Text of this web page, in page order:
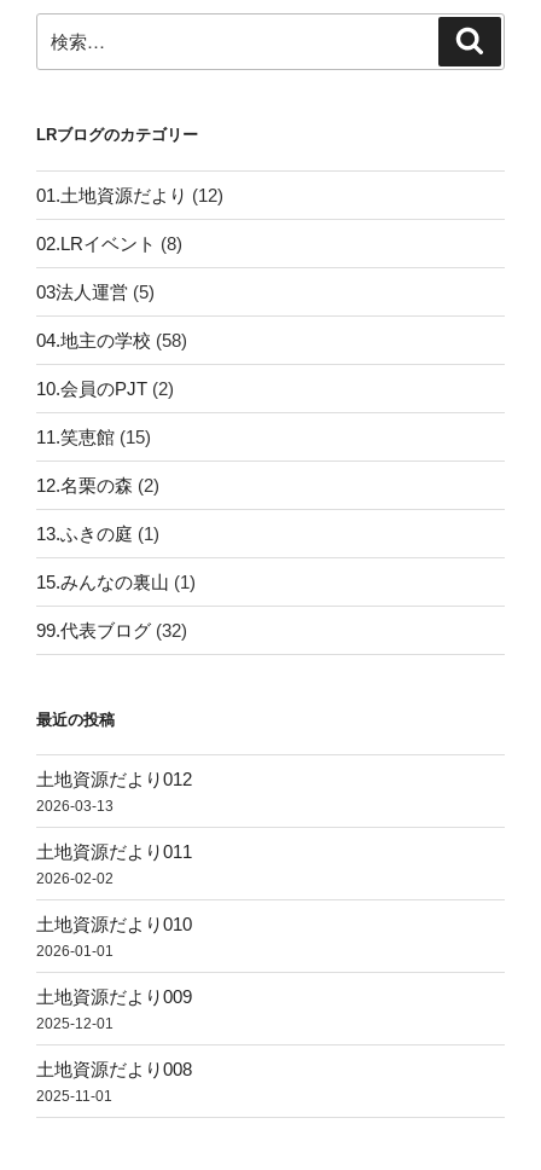
ー
シ
索:
LRブログのカテゴリー
01.土地資源だより (12)
02.LRイベント (8)
03法人運営 (5)
04.地主の学校 (58)
10.会員のPJT (2)
11.笑恵館 (15)
12.名栗の森 (2)
13.ふきの庭 (1)
15.みんなの裏山 (1)
99.代表ブログ (32)
最近の投稿
土地資源だより012
2026-03-13
土地資源だより011
2026-02-02
土地資源だより010
2026-01-01
土地資源だより009
2025-12-01
土地資源だより008
2025-11-01